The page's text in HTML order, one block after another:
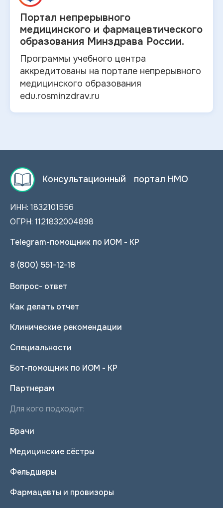
Портал непрерывного
медицинского и фармацевтического
образования Минздрава России.
Программы учебного центра
аккредитованы на портале непрерывного
медицинского образования
edu.rosminzdrav.ru
Консультационный портал НМО
ИНН: 1832101556
ОГРН: 1121832004898
Telegram-помощник по ИОМ - КР
8 (800) 551-12-18
Вопрос- ответ
Как делать отчет
Клинические рекомендации
Специальности
Бот-помощник по ИОМ - КР
Партнерам
Для кого подходит:
Врачи
Медицинские сёстры
Фельдшеры
Фармацевты и провизоры